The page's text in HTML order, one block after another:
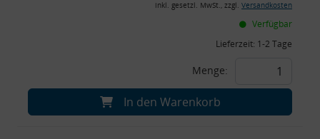
inkl. gesetzl. MwSt., zzgl. Versandkosten
Verfügbar
Lieferzeit: 1-2 Tage
Menge:
In den Warenkorb